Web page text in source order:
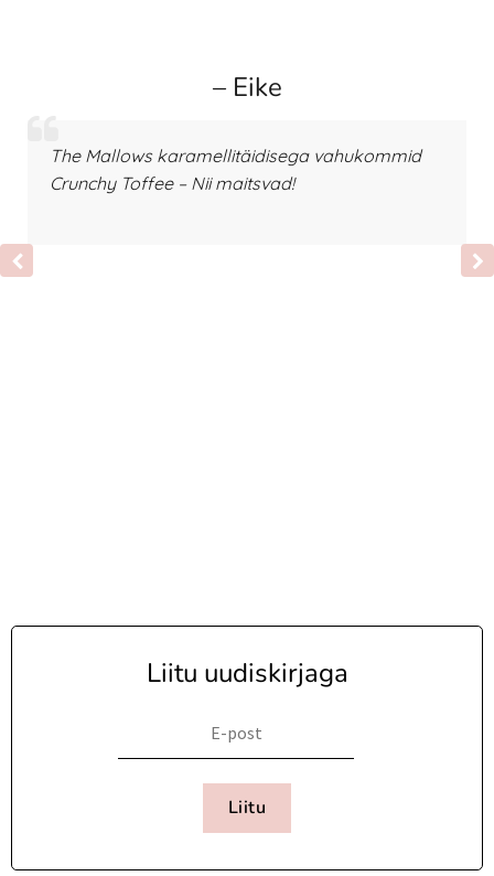
– Eike
The Mallows karamellitäidisega vahukommid
Crunchy Toffee – Nii maitsvad!
Liitu uudiskirjaga
Liitu